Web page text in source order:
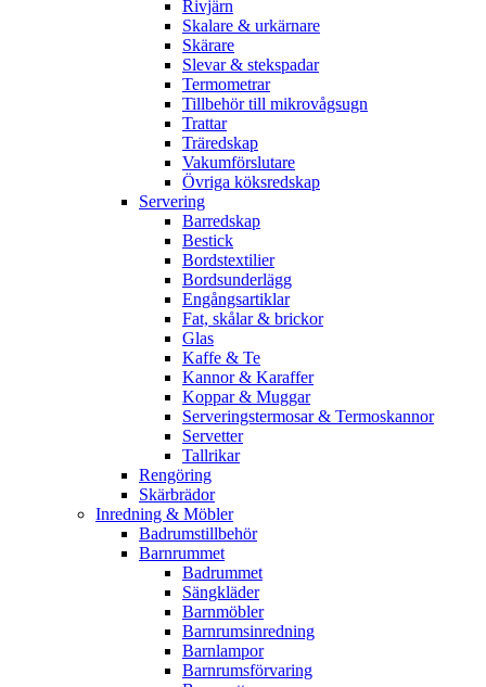
Rivjärn
Skalare & urkärnare
Skärare
Slevar & stekspadar
Termometrar
Tillbehör till mikrovågsugn
Trattar
Träredskap
Vakumförslutare
Övriga köksredskap
Servering
Barredskap
Bestick
Bordstextilier
Bordsunderlägg
Engångsartiklar
Fat, skålar & brickor
Glas
Kaffe & Te
Kannor & Karaffer
Koppar & Muggar
Serveringstermosar & Termoskannor
Servetter
Tallrikar
Rengöring
Skärbrädor
Inredning & Möbler
Badrumstillbehör
Barnrummet
Badrummet
Sängkläder
Barnmöbler
Barnrumsinredning
Barnlampor
Barnrumsförvaring